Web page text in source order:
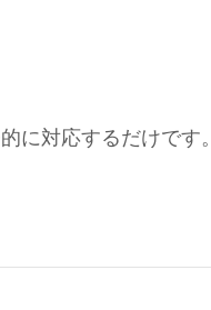
に対応するだけです。